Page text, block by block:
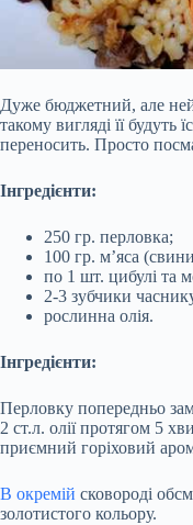
Дуже бюджетний, але
такому вигляді її будуть
переносить. Просто
Інгредієнти:
250 гр. перловка;
100 гр. м’яса
по 1 шт. цибулі та
2-3 зубчики
рослинна олія.
Інгредієнти:
Перловку попередньо
2 ст.л. олії протягом 5
приємний горіховий
В окремій сковороді
золотистого кольору.